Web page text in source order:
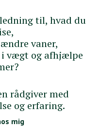
til, hvad du
vaner,
i vægt og afhjælpe
rådgiver med
og erfaring.
mig